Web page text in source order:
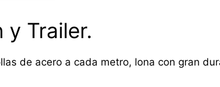
y Trailer.
de acero a cada metro, lona con gran